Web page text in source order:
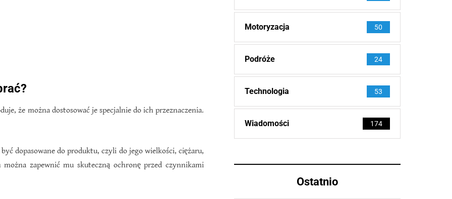
że można dostosować je specjalnie do ich przeznaczenia.
dopasowane do produktu, czyli do jego wielkości, ciężaru,
zapewnić mu skuteczną ochronę przed czynnikami
Motoryzacja 50
Podróże 24
Technologia 53
Wiadomości 174
Ostatnio